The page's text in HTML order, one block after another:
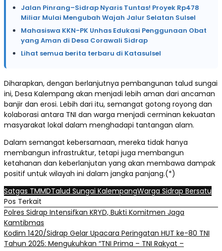
Jalan Pinrang–Sidrap Nyaris Tuntas! Proyek Rp478
Miliar Mulai Mengubah Wajah Jalur Selatan Sulsel
Mahasiswa KKN-PK Unhas Edukasi Penggunaan Obat
yang Aman di Desa Corawali Sidrap
Lihat semua berita terbaru di Katasulsel
Diharapkan, dengan berlanjutnya pembangunan talud sungai
ini, Desa Kalempang akan menjadi lebih aman dari ancaman
banjir dan erosi. Lebih dari itu, semangat gotong royong dan
kolaborasi antara TNI dan warga menjadi cerminan kekuatan
masyarakat lokal dalam menghadapi tantangan alam.
Dalam semangat kebersamaan, mereka tidak hanya
membangun infrastruktur, tetapi juga membangun
ketahanan dan keberlanjutan yang akan membawa dampak
positif untuk wilayah ini dalam jangka panjang.(*)
Satgas TMMDTalud Sungai KalempangWarga Sidrap Bersatu
Pos Terkait
Polres Sidrap Intensifkan KRYD, Bukti Komitmen Jaga
Kamtibmas
Kodim 1420/Sidrap Gelar Upacara Peringatan HUT ke-80 TNI
Tahun 2025: Mengukuhkan “TNI Prima – TNI Rakyat –